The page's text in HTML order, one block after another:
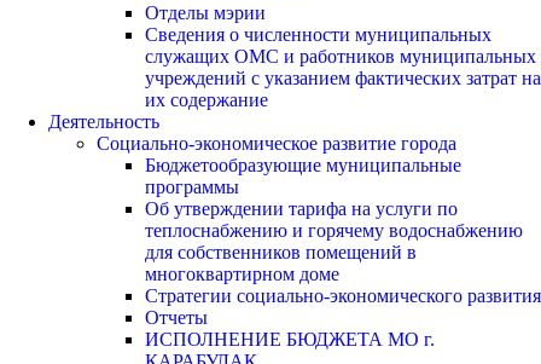
Отделы мэрии
Сведения о численности муниципальных
служащих ОМС и работников муниципальных
учреждений с указанием фактических затрат на
их содержание
Деятельность
Социально-экономическое развитие города
Бюджетообразующие муниципальные
программы
Об утверждении тарифа на услуги по
теплоснабжению и горячему водоснабжению
для собственников помещений в
многоквартирном доме
Стратегии социально-экономического развития
Отчеты
ИСПОЛНЕНИЕ БЮДЖЕТА МО г.